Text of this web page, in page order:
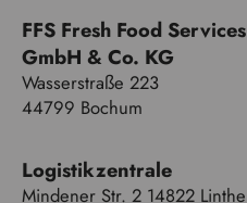
FFS Fresh Food Services
GmbH & Co. KG
Wasserstraße 223
44799 Bochum
Logistikzentrale
Mindener Str. 2 14822 Linthe